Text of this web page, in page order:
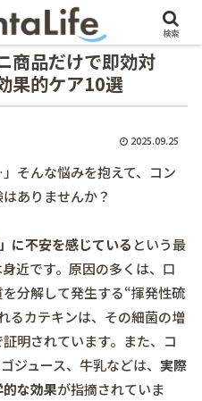
商品だけで即効対
果的ケア10選
2025.09.25
そんな悩みを抱えて、コン
ありませんか？
に不安を感じている という最
近です。原因の多くは、口
分解して発生する“揮発性硫
るカテキンは、その細菌の増
明されています。また、コ
ジュース、牛乳などは、 実際
な効果が指摘されていま
検索